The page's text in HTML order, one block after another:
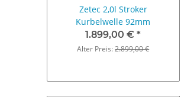
Zetec 2,0l Stroker
Kurbelwelle 92mm
1.899,00 €*
Alter Preis:2.899,00 €